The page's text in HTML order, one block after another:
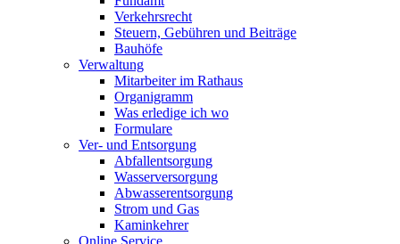
Verkehrsrecht
Steuern, Gebühren und Beiträge
Bauhöfe
Verwaltung
Mitarbeiter im Rathaus
Organigramm
Was erledige ich wo
Formulare
Ver- und Entsorgung
Abfallentsorgung
Wasserversorgung
Abwasserentsorgung
Strom und Gas
Kaminkehrer
Online Service